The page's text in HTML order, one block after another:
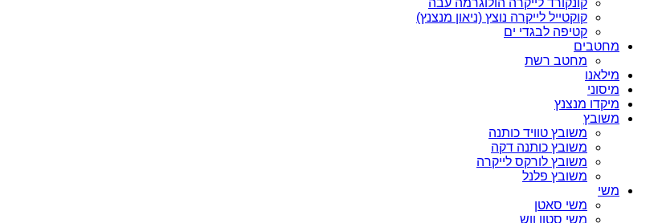
קונקורד לייקרה הולוגרמה עבה
קוקטייל לייקרה נוצץ (ניאון מנצנץ)
קטיפה לבגדי ים
מחטבים
מחטב רשת
מילאנו
מיסוני
מיקדו מנצנץ
משובץ
משובץ טוויד כותנה
משובץ כותנה דקה
משובץ לורקס לייקרה
משובץ פלנל
משי
משי סאטן
משי סטון ווש